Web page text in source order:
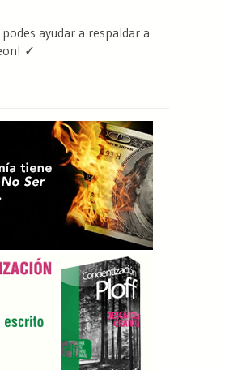
ayudar a respaldar a
! ✓